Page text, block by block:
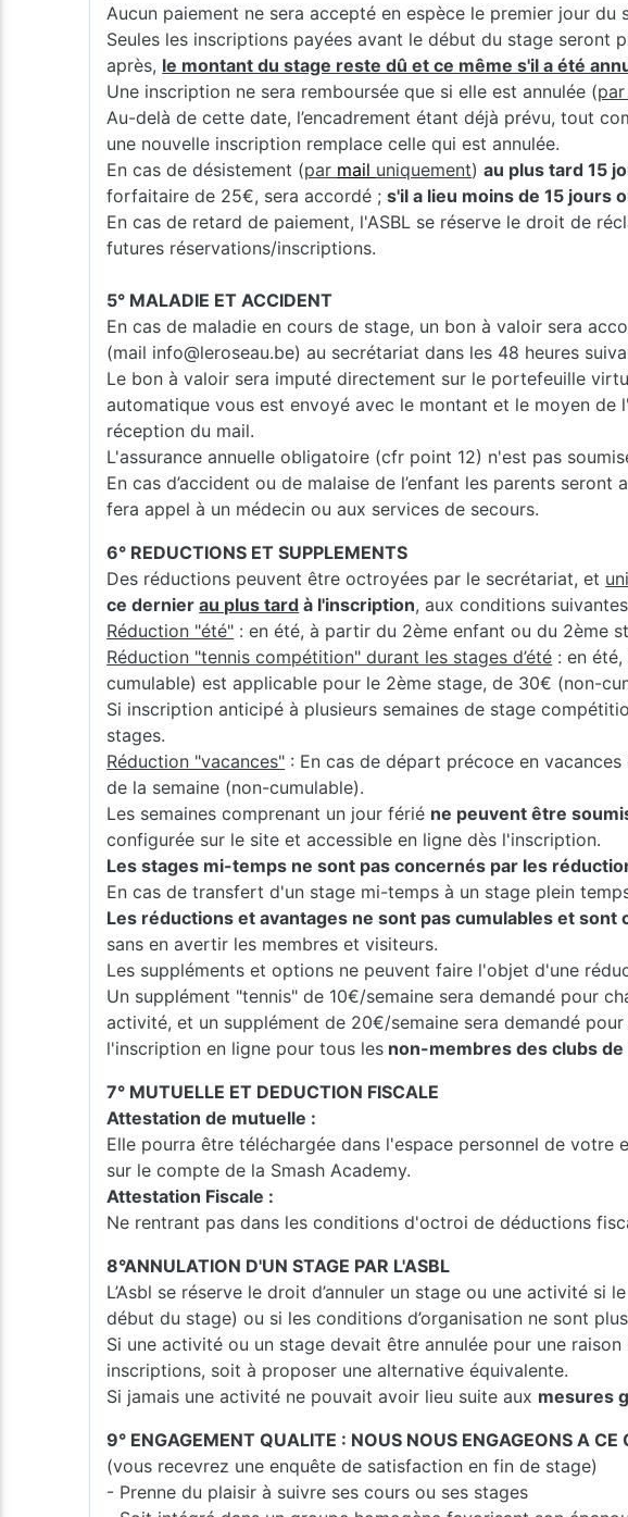
Aucun paiement ne sera accepté en espèce le premier jour du
Seules les inscriptions payées avant le début du stage
après, le montant du stage reste dû et ce même s'il a été
Une inscription ne sera remboursée que si elle est annulée (par
Au-delà de cette date, l’encadrement étant déjà prévu, tout
une nouvelle inscription remplace celle qui est annulée.
En cas de désistement (par mail uniquement)au plus tard 15
forfaitaire de 25€, sera accordé ;s'il a lieu moins de 15 jours
En cas de retard de paiement, l'ASBL se réserve le droit de
futures réservations/inscriptions.
5° MALADIE ET ACCIDENT
En cas de maladie en cours de stage, un bon à valoir sera
(mail info@leroseau.be) au secrétariat dans les 48 heures
Le bon à valoir sera imputé directement sur le portefeuille
automatique vous est envoyé avec le montant et le moyen
réception du mail.
L'assurance annuelle obligatoire (cfr point 12) n'est pas
En cas d’accident ou de malaise de l’enfant les parents
fera appel à un médecin ou aux services de secours.
6° REDUCTIONS ET SUPPLEMENTS
Des réductions peuvent être octroyées par le secrétariat, et
ce dernierau plus tard à l'inscription, aux conditions
Réduction "été" : en été, à partir du 2ème enfant ou du 2ème
Réduction "tennis compétition" durant les stages d’été : en
cumulable) est applicable pour le 2ème stage, de 30€ (non-
Si inscription anticipé à plusieurs semaines de stage
stages.
Réduction "vacances" : En cas de départ précoce en
de la semaine (non-cumulable).
Les semaines comprenant un jour férié ne peuvent être
configurée sur le site et accessible en ligne dès l'inscription.
Les stages mi-temps ne sont pas concernés par les
En cas de transfert d'un stage mi-temps à un stage plein
Les réductions et avantages ne sont pas cumulables et sont
sans en avertir les membres et visiteurs.
Les suppléments et options ne peuvent faire l'objet d'une
Un supplément "tennis" de 10€/semaine sera demandé pour
activité, et un supplément de 20€/semaine sera demandé
l'inscription en ligne pour tous les non-membres des clubs de
7° MUTUELLE ET DEDUCTION FISCALE
Attestation de mutuelle :
Elle pourra être téléchargée dans l'espace personnel de
sur le compte de la Smash Academy.
Attestation Fiscale :
Ne rentrant pas dans les conditions d'octroi de déductions
8°ANNULATION D'UN STAGE PAR L'ASBL
L’Asbl se réserve le droit d’annuler un stage ou une activité
début du stage) ou si les conditions d’organisation ne sont
Si une activité ou un stage devait être annulée pour une
inscriptions, soit à proposer une alternative équivalente.
Si jamais une activité ne pouvait avoir lieu suite aux mesures
9° ENGAGEMENT QUALITE : NOUS NOUS ENGAGEONS A CE
(vous recevrez une enquête de satisfaction en fin de stage)
- Prenne du plaisir à suivre ses cours ou ses stages